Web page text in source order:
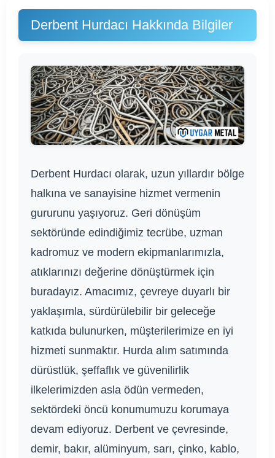
Derbent Hurdacı Hakkında Bilgiler
Derbent Hurdacı olarak, uzun yıllardır bölge
halkına ve sanayisine hizmet vermenin
gururunu yaşıyoruz. Geri dönüşüm
sektöründe edindiğimiz tecrübe, uzman
kadromuz ve modern ekipmanlarımızla,
atıklarınızı değerine dönüştürmek için
buradayız. Amacımız, çevreye duyarlı bir
yaklaşımla, sürdürülebilir bir geleceğe
katkıda bulunurken, müşterilerimize en iyi
hizmeti sunmaktır. Hurda alım satımında
dürüstlük, şeffaflık ve güvenilirlik
ilkelerimizden asla ödün vermeden,
sektördeki öncü konumumuzu korumaya
devam ediyoruz. Derbent ve çevresinde,
demir, bakır, alüminyum, sarı, çinko, kablo,